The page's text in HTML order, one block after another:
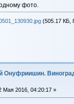
фото.
(505.17 КБ,
Онуфриишин.
Мая 2016, 04:20:17 »